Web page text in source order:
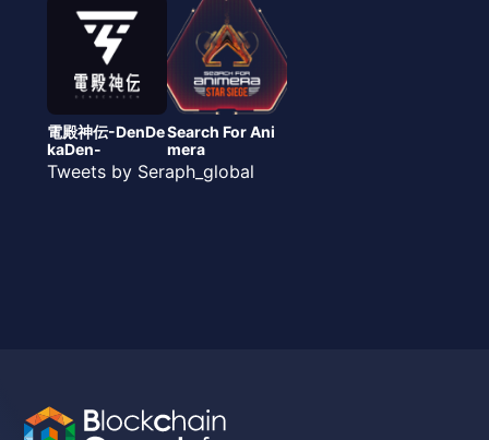
電殿神伝-DenDe
kaDen-
Search For Ani
mera
Tweets by Seraph_global